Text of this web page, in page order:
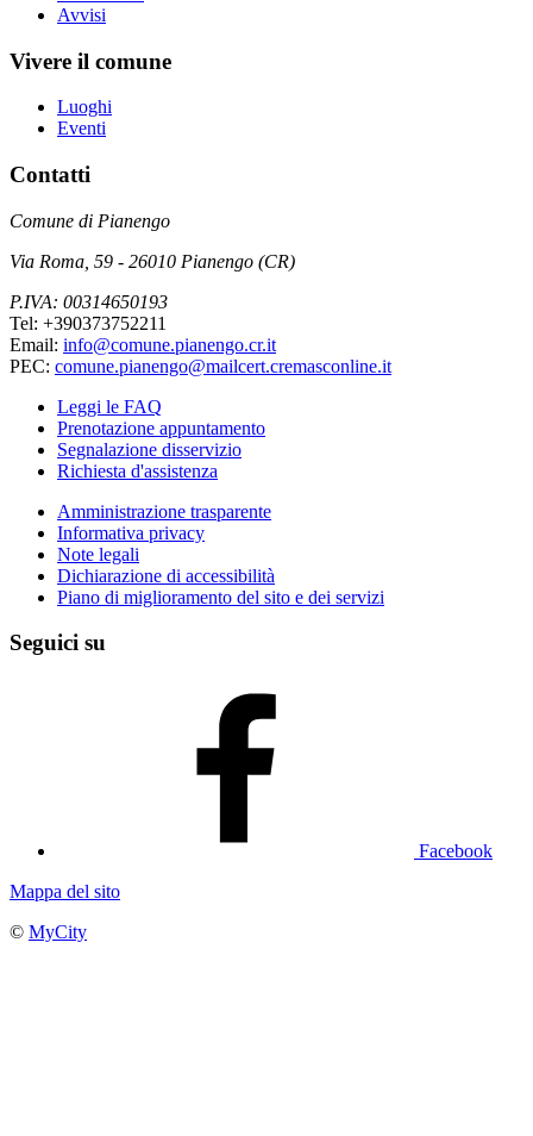
Avvisi
Vivere il comune
Luoghi
Eventi
Contatti
Comune di Pianengo
Via Roma, 59 - 26010 Pianengo (CR)
P.IVA: 00314650193
Tel: +390373752211
Email: info@comune.pianengo.cr.it
PEC: comune.pianengo@mailcert.cremasconline.it
Leggi le FAQ
Prenotazione appuntamento
Segnalazione disservizio
Richiesta d'assistenza
Amministrazione trasparente
Informativa privacy
Note legali
Dichiarazione di accessibilità
Piano di miglioramento del sito e dei servizi
Seguici su
Facebook
Mappa del sito
© MyCity